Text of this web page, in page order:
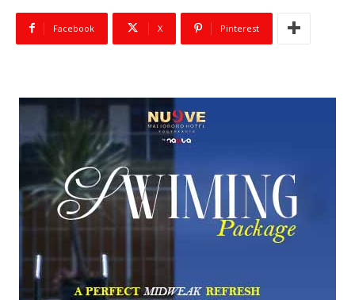
Facebook X Pinterest